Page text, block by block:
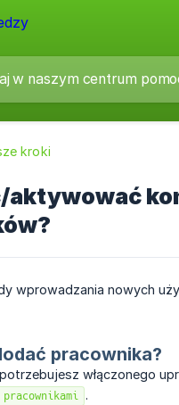
kroki
aktywować
wprowadzania nowych
pracownika?
włączonego
.